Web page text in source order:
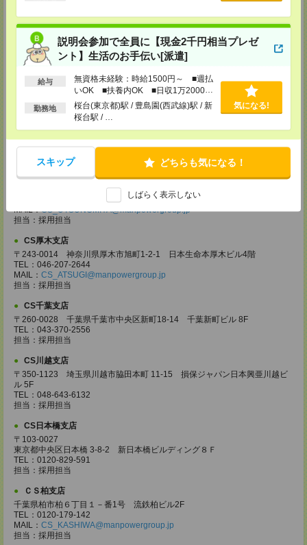
説明会参加で全員に【現金2千円相当プレゼ
ント】生活のお手伝い[派遣]
給与
無資格未経験：時給1500円～ ■週払
いOK ■扶養内OK ■日収1万2000円
以上
勤務地
桜台(東京都)駅 / 豊島園(西武線)駅 / 新
桜台駅 / …
気になる!
スキップ どちらも気になる！
しばらく表示しない
担当：採用担当
CS大宮支店
〒330-0854 埼玉県さいたま市大宮区桜木町 1-10-16 シーノ大宮ノース
ウイング 9階
MAIL：CS_OMIYA@manpowergroup.jp
CS高崎支店
〒370-0831 群馬県高崎市あら町167 高崎第一生命ビルディング11Ｆ
MAIL：
CS_TAKASAKI@manpowergroup.jp
CS宇都宮支店
〒321-0953 栃木県宇都宮市東宿郷3-2-18 高知穂ビル2Ｆ
MAIL：CS_UTSUNOMIYA@manpowergroup.jp
担当：採用担当
CS厚木支店
〒243-0014 神奈川県厚木市旭町1-2-1 日本生命本厚木ビル4階
TEL：046-207-2644
MAIL： CS_ATSUGI@manpowergroup.jp
担当：採用担当
CS千葉支店
〒260-0028 千葉県千葉市中央区新町18-14 千葉新町ビル 8F
TEL：043-370-2556
担当：採用担当
CS川越支店
〒350-1123 埼玉県川越市脇田本町 11-15 損保ジャパン日本興亜川越ビ
ル 5F
TEL：048-643-6132
担当：採用担当
CS日本橋支店
〒103-0027
東京都中央区日本橋 3-8-2 新日本橋ビルディング８Ｆ
TEL：0120-829-591
担当：採用担当
ＣＳ柏支店
千葉県柏市柏６丁目１－番1号 流鉄柏ビル2F
TEL：0120-179-142
MAIL： CS_KASHIWA@manpowergroup.jp
担当：採用担当